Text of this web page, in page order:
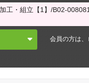
工・組立【1】/B02-008081
会員の方は